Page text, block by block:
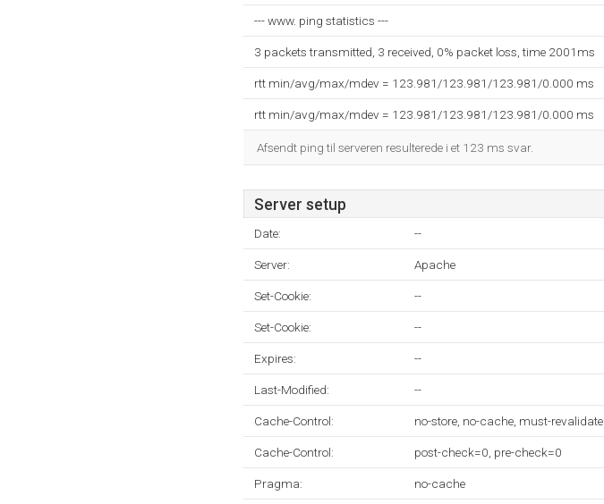
--- www. ping statistics ---
3 packets transmitted, 3 received, 0% packet loss, time 2001ms
rtt min/avg/max/mdev = 123.981/123.981/123.981/0.000 ms
rtt min/avg/max/mdev = 123.981/123.981/123.981/0.000 ms
Afsendt ping til serveren resulterede i et 123 ms svar.
Server setup
Date: --
Server: Apache
Set-Cookie: --
Set-Cookie: --
Expires: --
Last-Modified: --
Cache-Control: no-store, no-cache, must-revalidate
Cache-Control: post-check=0, pre-check=0
Pragma: no-cache